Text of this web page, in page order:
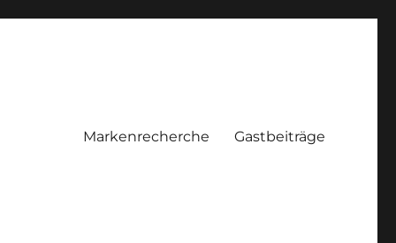
Markenrecherche Gastbeiträge